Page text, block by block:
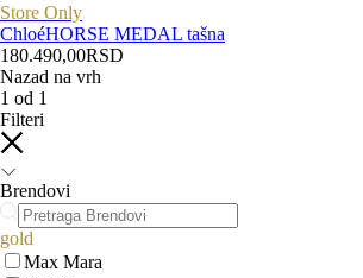
Store Only
ChloéHORSE MEDAL tašna
180.490,00RSD
Nazad na vrh
1 od 1
Filteri
Brendovi
gold
Max Mara